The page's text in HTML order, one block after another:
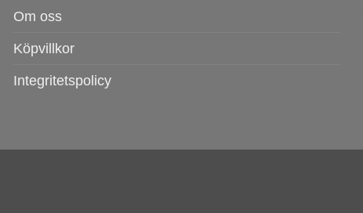
Om oss
Köpvillkor
Integritetspolicy